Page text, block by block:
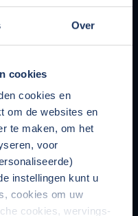
Over
cookies
cookies en
om de websites en
te maken, om het
voor
instellingen kunt u
cookies om uw
cookies, wervings-
standaard
voor in uw
die u op de markt
eigen dedicated
en van enkele stuks